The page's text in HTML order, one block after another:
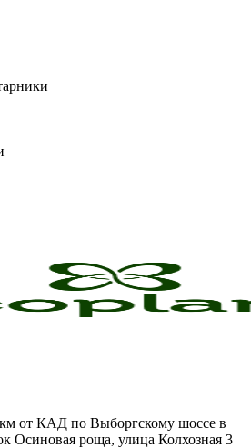
от КАД по Выборгскому шоссе в
Осиновая роща, улица Колхозная 3